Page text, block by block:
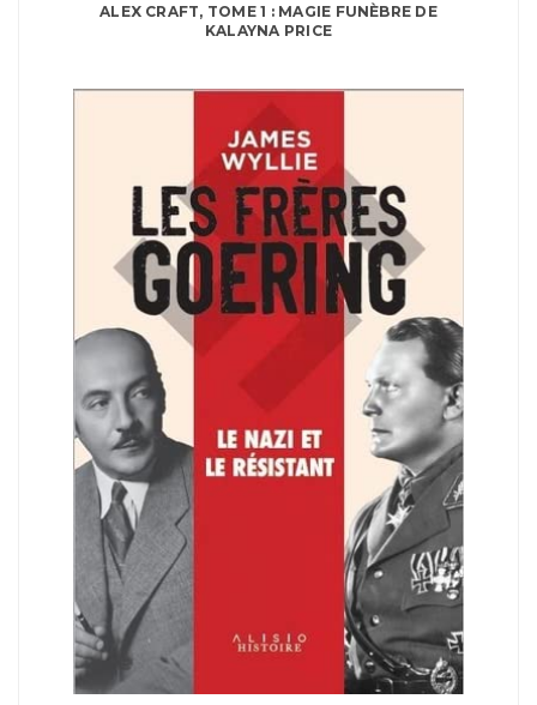
ALEX CRAFT, TOME 1 : MAGIE FUNÈBRE DE
KALAYNA PRICE